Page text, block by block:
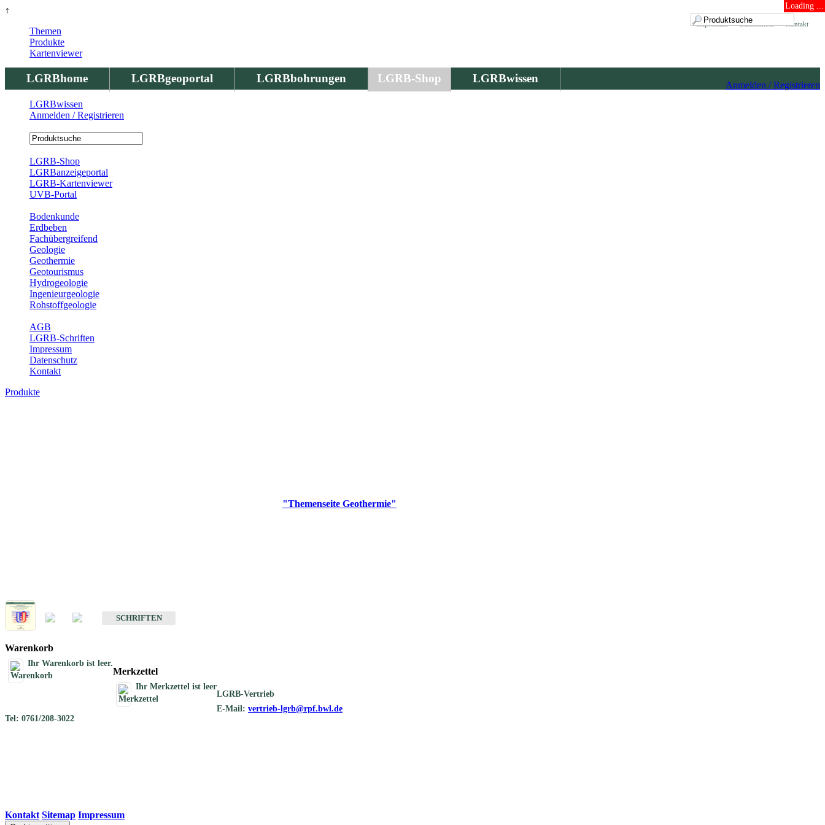
↑ Loading ...
Kontakt
Datenschutz
Impressum
LGRBhome LGRBgeoportal LGRBbohrungen LGRB-Shop LGRBwissen
Anmelden / Registrieren
Themen
Produkte
Kartenviewer
LGRBwissen
Anmelden / Registrieren
LGRB-Shop
LGRBanzeigeportal
LGRB-Kartenviewer
UVB-Portal
Bodenkunde
Erdbeben
Fachübergreifend
Geologie
Geothermie
Geotourismus
Hydrogeologie
Ingenieurgeologie
Rohstoffgeologie
AGB
LGRB-Schriften
Impressum
Datenschutz
Kontakt
Produkte
"Themenseite Geothermie"
SCHRIFTEN
Warenkorb
Ihr Warenkorb ist leer.
Merkzettel
Ihr Merkzettel ist leer
LGRB-Vertrieb
E-Mail: vertrieb-lgrb@rpf.bwl.de
Tel: 0761/208-3022
Kontakt Sitemap Impressum